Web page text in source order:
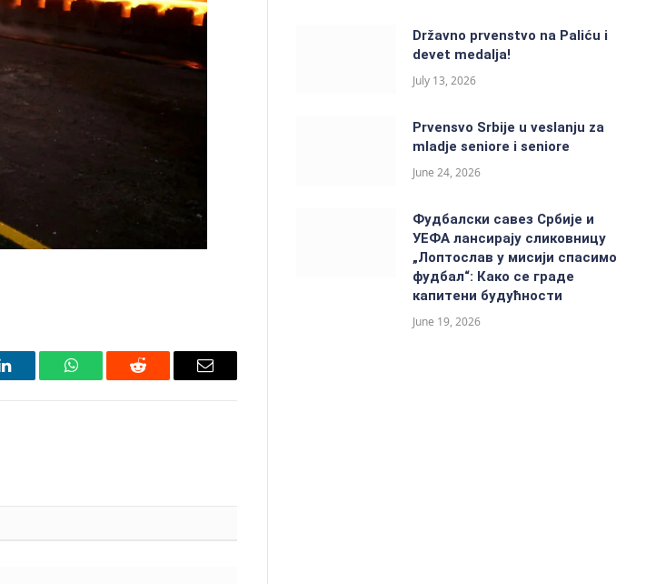
LinkedIn WhatsAppReddit Email
Državno prvenstvo na Paliću i
devet medalja!
July 13, 2026
Prvensvo Srbije u veslanju za
mladje seniore i seniore
June 24, 2026
Фудбалски савез Србије и
УЕФА лансирају сликовницу
„Лоптослав у мисији спасимо
фудбал“: Како се граде
капитени будућности
June 19, 2026